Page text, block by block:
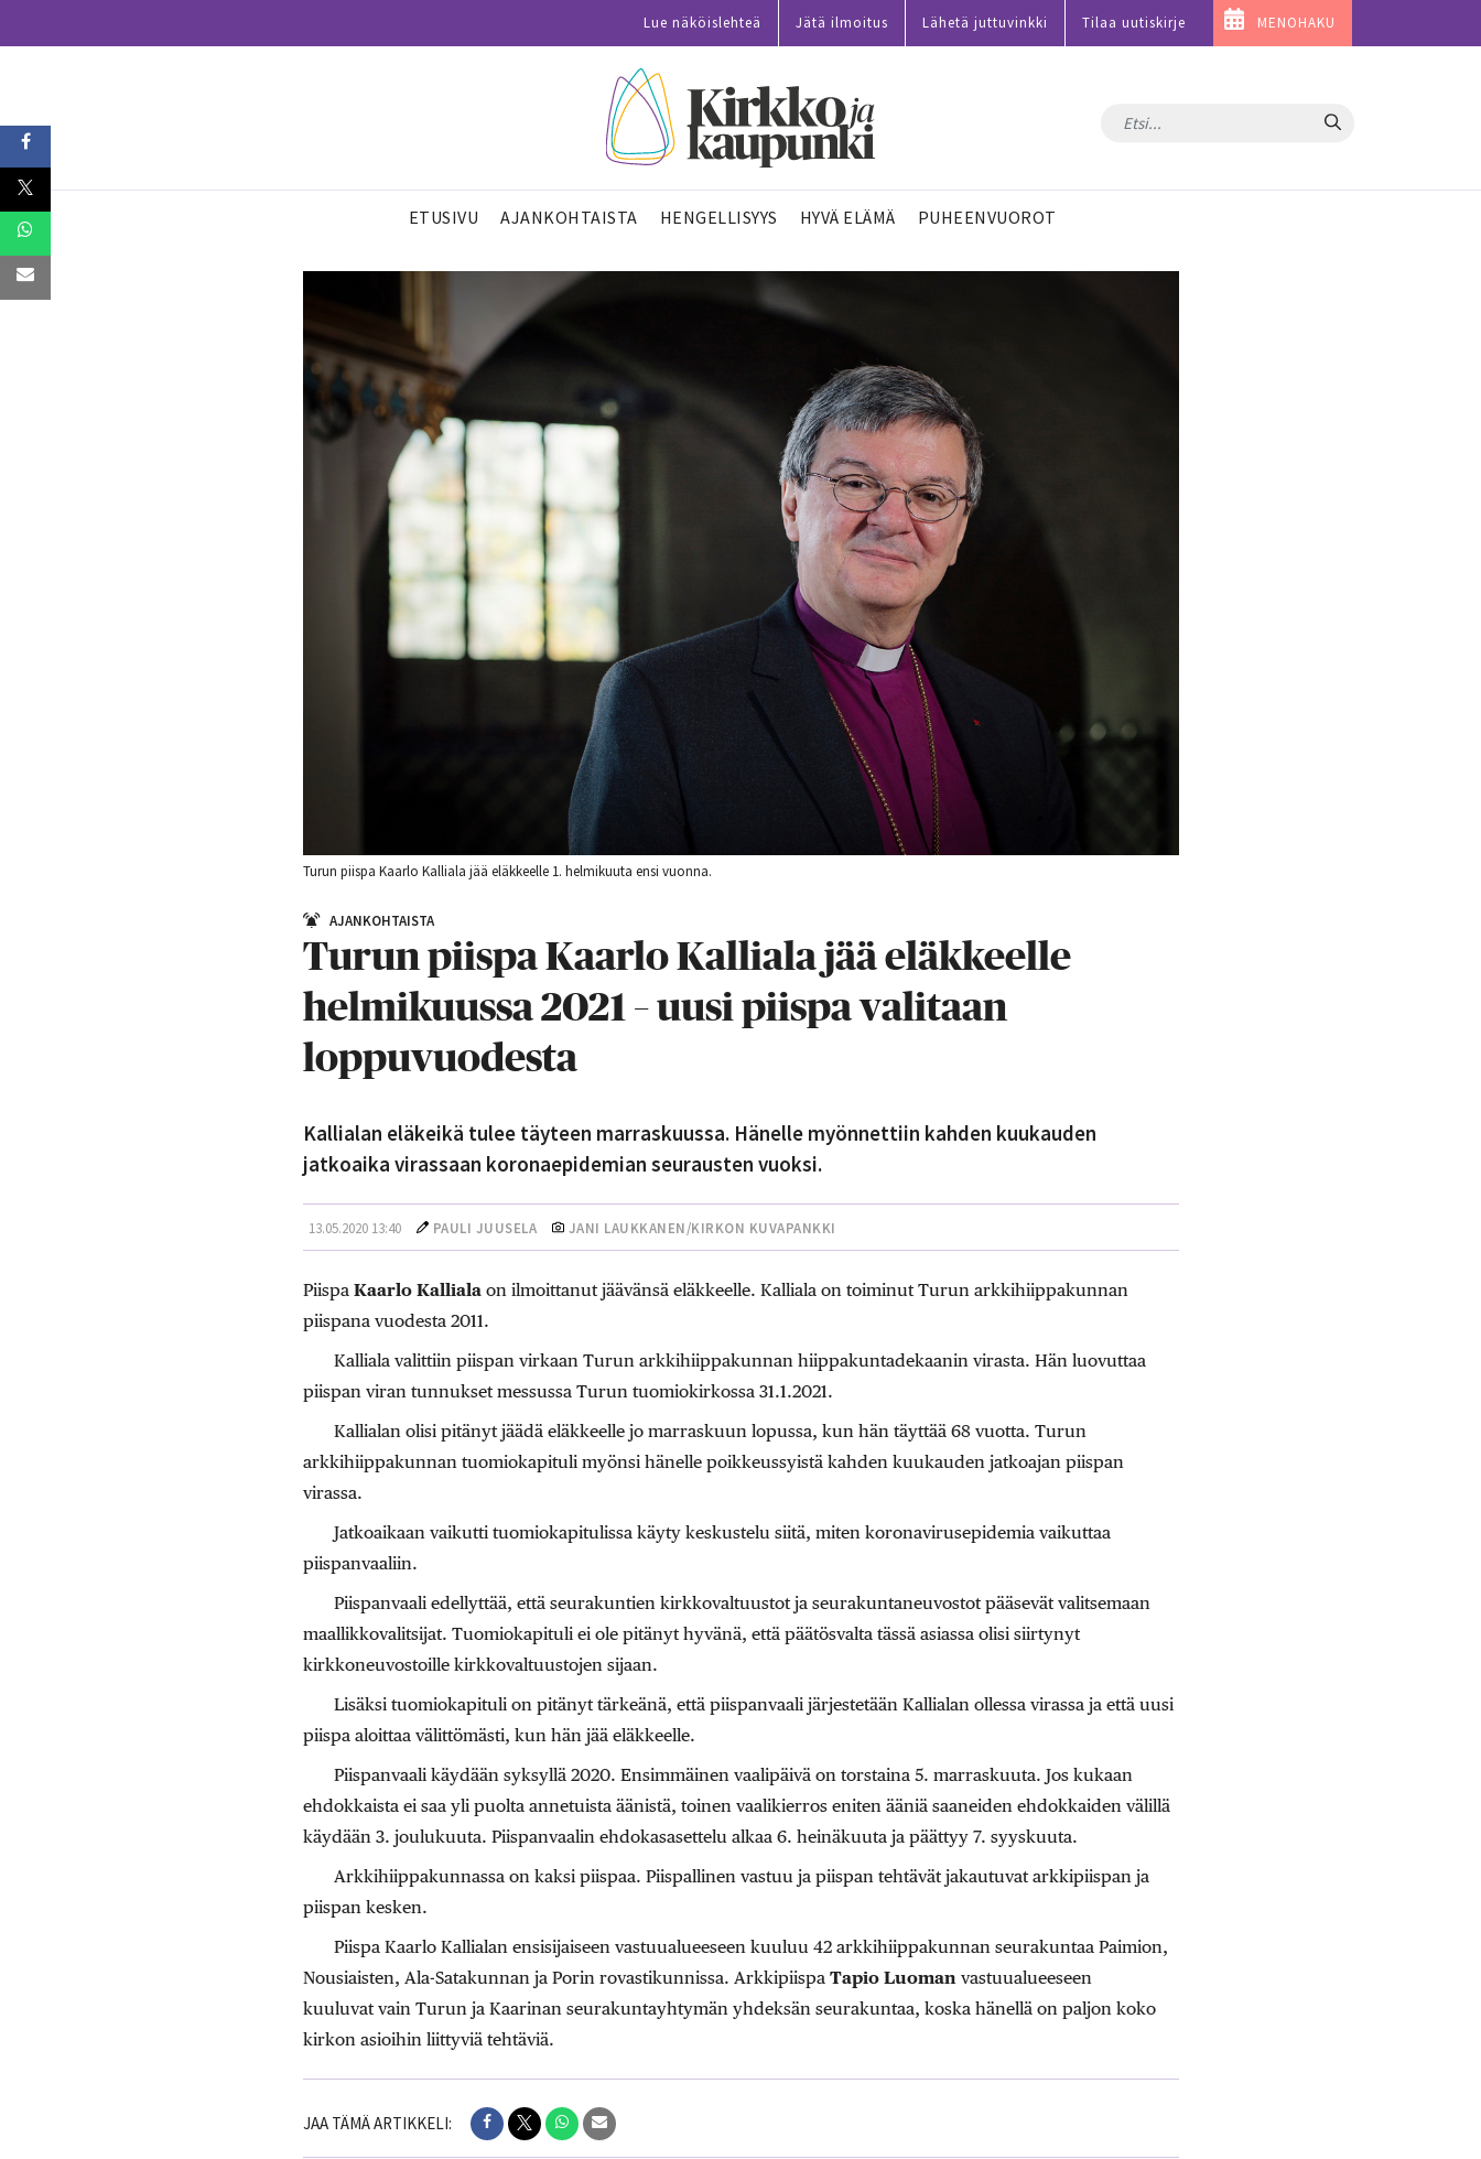
Lue näköislehteä Jätä ilmoitus Lähetä juttuvinkki Tilaa uutiskirje MENOHAKU
Hae
ETUSIVU AJANKOHTAISTA HENGELLISYYS HYVÄ ELÄMÄ PUHEENVUOROT
Turun piispa Kaarlo Kalliala jää eläkkeelle 1. helmikuuta ensi vuonna.
AJANKOHTAISTA
Turun piispa Kaarlo Kalliala jää eläkkeelle
helmikuussa 2021 – uusi piispa valitaan
loppuvuodesta
Kallialan eläkeikä tulee täyteen marraskuussa. Hänelle myönnettiin kahden kuukauden
jatkoaika virassaan koronaepidemian seurausten vuoksi.
13.05.2020 13:40 PAULI JUUSELA JANI LAUKKANEN/KIRKON KUVAPANKKI
Piispa Kaarlo Kallialaon ilmoittanut jäävänsä eläkkeelle. Kalliala on toiminut Turun arkkihiippakunnan
piispana vuodesta 2011.
Kalliala valittiin piispan virkaan Turun arkkihiippakunnan hiippakuntadekaanin virasta. Hän luovuttaa
piispan viran tunnukset messussa Turun tuomiokirkossa 31.1.2021.
Kallialan olisi pitänyt jäädä eläkkeelle jo marraskuun lopussa, kun hän täyttää 68 vuotta. Turun
arkkihiippakunnan tuomiokapituli myönsi hänelle poikkeussyistä kahden kuukauden jatkoajan piispan
virassa.
Jatkoaikaan vaikutti tuomiokapitulissa käyty keskustelu siitä, miten koronavirusepidemia vaikuttaa
piispanvaaliin.
Piispanvaali edellyttää, että seurakuntien kirkkovaltuustot ja seurakuntaneuvostot pääsevät valitsemaan
maallikkovalitsijat. Tuomiokapituli ei ole pitänyt hyvänä, että päätösvalta tässä asiassa olisi siirtynyt
kirkkoneuvostoille kirkkovaltuustojen sijaan.
Lisäksi tuomiokapituli on pitänyt tärkeänä, että piispanvaali järjestetään Kallialan ollessa virassa ja että uusi
piispa aloittaa välittömästi, kun hän jää eläkkeelle.
Piispanvaali käydään syksyllä 2020. Ensimmäinen vaalipäivä on torstaina 5. marraskuuta. Jos kukaan
ehdokkaista ei saa yli puolta annetuista äänistä, toinen vaalikierros eniten ääniä saaneiden ehdokkaiden välillä
käydään 3. joulukuuta. Piispanvaalin ehdokasasettelu alkaa 6. heinäkuuta ja päättyy 7. syyskuuta.
Arkkihiippakunnassa on kaksi piispaa. Piispallinen vastuu ja piispan tehtävät jakautuvat arkkipiispan ja
piispan kesken.
Piispa Kaarlo Kallialan ensisijaiseen vastuualueeseen kuuluu 42 arkkihiippakunnan seurakuntaa Paimion,
Nousiaisten, Ala-Satakunnan ja Porin rovastikunnissa. Arkkipiispa Tapio Luomanvastuualueeseen
kuuluvat vain Turun ja Kaarinan seurakuntayhtymän yhdeksän seurakuntaa, koska hänellä on paljon koko
kirkon asioihin liittyviä tehtäviä.
JAA TÄMÄ ARTIKKELI: